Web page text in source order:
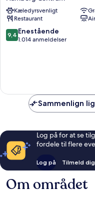
Hamburg
Hamborg
Centrum
Kæledyrsvenligt
Restaurant
9.4
ud
9,4 Enestående
1.014 anmeldelser
Sammenlign
Log på for at se
fordele til flere
Log på Tilmeld
Om området